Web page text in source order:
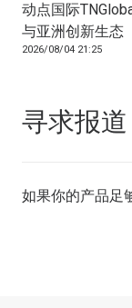
动点国际
与亚洲创新生态
2026/08/04 21:25
寻求报道
如果你的产品足